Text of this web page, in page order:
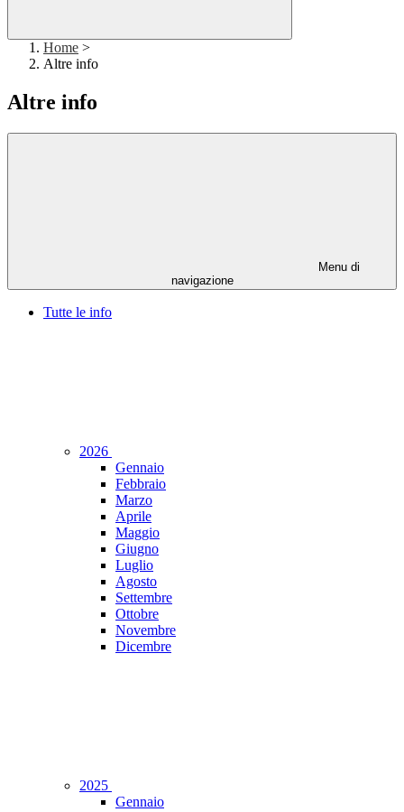
Home >
Altre info
Altre info
Menu di
navigazione
Tutte le info
2026
Gennaio
Febbraio
Marzo
Aprile
Maggio
Giugno
Luglio
Agosto
Settembre
Ottobre
Novembre
Dicembre
2025
Gennaio